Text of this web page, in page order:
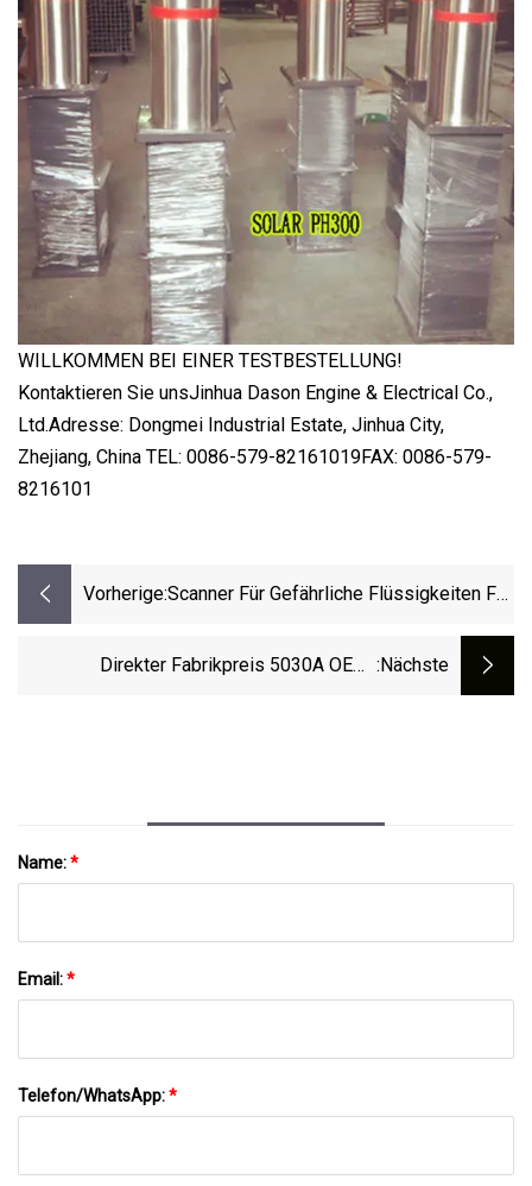
WILLKOMMEN BEI EINER TESTBESTELLUNG!
Kontaktieren Sie unsJinhua Dason Engine & Electrical Co.,
Ltd.Adresse: Dongmei Industrial Estate, Jinhua City,
Zhejiang, China TEL: 0086-579-82161019FAX: 0086-579-
8216101
Vorherige:Scanner Für Gefährliche Flüssigkeiten Für
Flüssigkeitssicherheitsinspektionssystem
Direkter Fabrikpreis 5030A OEM- :nächste
Name:*
Email:*
Telefon/WhatsApp:*